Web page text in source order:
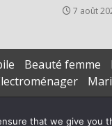
7 août
Beauté femme
that we give you